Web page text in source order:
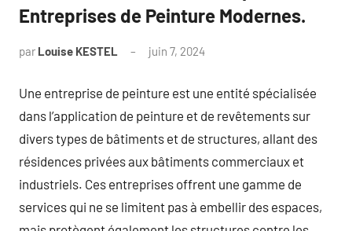
Entreprises de Peinture Modernes.
par Louise KESTEL juin 7, 2024
Une entreprise de peinture est une entité spécialisée
dans l’application de peinture et de revêtements sur
divers types de bâtiments et de structures, allant des
résidences privées aux bâtiments commerciaux et
industriels. Ces entreprises offrent une gamme de
services qui ne se limitent pas à embellir des espaces,